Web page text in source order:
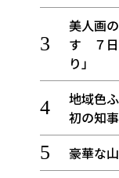
美人画
す ７日
り」
地域色
初の知
豪華な